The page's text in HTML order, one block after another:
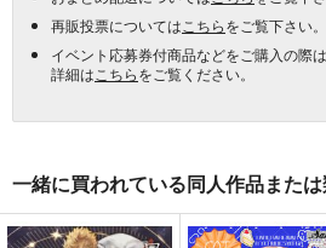
再販投票については こちらをご覧下さい。
イベント応募券付商品などをご購入の際
詳細は こちらをご覧ください。
一緒に買われている同人作品また